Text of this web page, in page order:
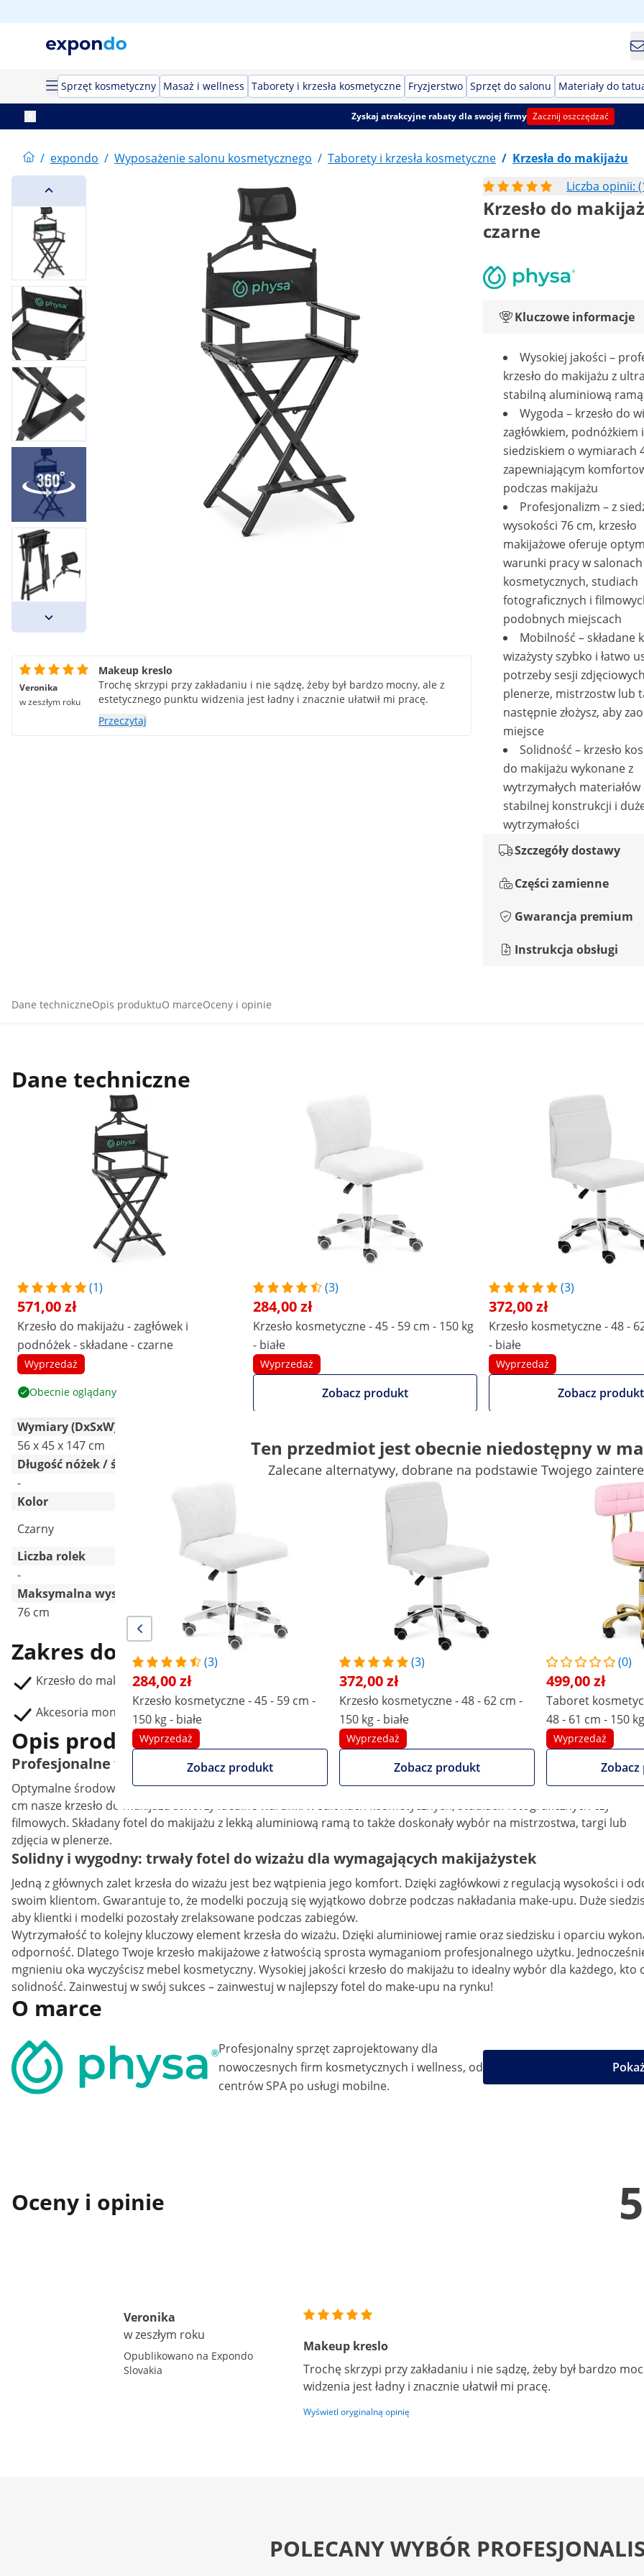
Sprzęt kosmetyczny Masaż i wellness Taborety i krzesła kosmetyczne Fryzjerstwo Sprzęt do salonu Materiały do
Zyskaj atrakcyjne rabaty dla swojej firmy Zacznij oszczędzać
/ expondo / Wyposażenie salonu kosmetycznego / Taborety i krzesła kosmetyczne / Krzesła do makijażu
Liczba opinii:
Krzesło do
czarne
Kluczowe informacje
Wysokiej jakości –
krzesło do makijażu z
stabilną aluminiową ramą
Wygoda – krzesło do
zagłówkiem, podnóżkiem i
siedziskiem o wymiarach
zapewniającym
podczas makijażu
Profesjonalizm – z
wysokości 76 cm, krzesło
makijażowe oferuje
warunki pracy w salonach
kosmetycznych, studiach
fotograficznych i
podobnych miejscach
Mobilność – składane
wizażysty szybko i łatwo
potrzeby sesji
plenerze, mistrzostw lub
następnie złożysz, aby
miejsce
Solidność – krzesło
do makijażu wykonane z
wytrzymałych materiałów
stabilnej konstrukcji i
wytrzymałości
Szczegóły dostawy
Części zamienne
Gwarancja premium
Instrukcja obsługi
Veronika
w zeszłym roku
Makeup kreslo
Trochę skrzypi przy zakładaniu i nie sądzę, żeby był bardzo mocny, ale z
estetycznego punktu widzenia jest ładny i znacznie ułatwił mi pracę.
Przeczytaj
Dane techniczneOpis produktuO marceOceny i opinie
Dane techniczne
(1)
571,00 zł
Krzesło do makijażu - zagłówek i
podnóżek - składane - czarne
Wyprzedaż
Obecnie oglądany
(3)
284,00 zł
Krzesło kosmetyczne - 45 - 59 cm - 150 kg
- białe
Wyprzedaż
Zobacz produkt
(3)
372,00 zł
Krzesło kosmetyczne - 48 -
- białe
Wyprzedaż
Zobacz produkt
Wymiary (DxSxW)
56 x 45 x 147 cm
55 x 70 x 55 cm
55 x 80 x 55 cm
Długość nóżek / średnica podstawy [mm]
-
Kolor
Czarny
Liczba rolek
-
Maksymalna wysokość siedzenia
76 cm
59 cm
Porównaj więcej atrybutów
Zakres dostawy
Krzesło do makijażu PHY_MC_01
Akcesoria montażowe
Ten przedmiot jest obecnie niedostępny w
Zalecane alternatywy, dobrane na podstawie Twojego
(3)
284,00 zł
Krzesło kosmetyczne - 45 - 59 cm -
150 kg - białe
Wyprzedaż
Zobacz produkt
(3)
372,00 zł
Krzesło kosmetyczne - 48 - 62 cm -
150 kg - białe
Wyprzedaż
Zobacz produkt
(0)
499,00 zł
Taboret
48 - 61 cm - 150
złoty
Wyprzedaż
Opis produktu
Profesjonalne warunki pracy w każdym miejscu: składane krzesło do makijażu
Optymalne środowisko pracy ma kluczowe znaczenie dla profesjonalnego make-upu. Dzięki wysokości siedziska 76
cm nasze krzesło do makijażu stworzy idealne warunki w salonach kosmetycznych, studiach fotograficznych czy
filmowych. Składany fotel do makijażu z lekką aluminiową ramą to także doskonały wybór na mistrzostwa, targi lub
zdjęcia w plenerze.
Solidny i wygodny: trwały fotel do wizażu dla wymagających makijażystek
Jedną z głównych zalet krzesła do wizażu jest bez wątpienia jego komfort. Dzięki zagłówkowi z regulacją wysokości i
swoim klientom. Gwarantuje to, że modelki poczują się wyjątkowo dobrze podczas nakładania make-upu. Duże
aby klientki i modelki pozostały zrelaksowane podczas zabiegów.
Wytrzymałość to kolejny kluczowy element krzesła do wizażu. Dzięki aluminiowej ramie oraz siedzisku i oparciu
odporność. Dlatego Twoje krzesło makijażowe z łatwością sprosta wymaganiom profesjonalnego użytku.
mgnieniu oka wyczyścisz mebel kosmetyczny. Wysokiej jakości krzesło do makijażu to idealny wybór dla każdego,
solidność. Zainwestuj w swój sukces – zainwestuj w najlepszy fotel do make-upu na rynku!
O marce
Profesjonalny sprzęt zaprojektowany dla
nowoczesnych firm kosmetycznych i wellness, od
centrów SPA po usługi mobilne.
Oceny i opinie 5
Veronika
w zeszłym roku
Opublikowano na Expondo
Slovakia
Makeup kreslo
Trochę skrzypi przy zakładaniu i nie sądzę, żeby był bardzo
widzenia jest ładny i znacznie ułatwił mi pracę.
Wyświetl oryginalną opinię
POLECANY WYBÓR